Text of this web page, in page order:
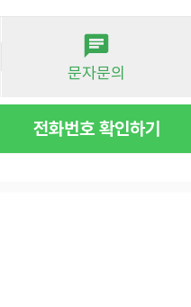
문자문의
전화번호 확인하기